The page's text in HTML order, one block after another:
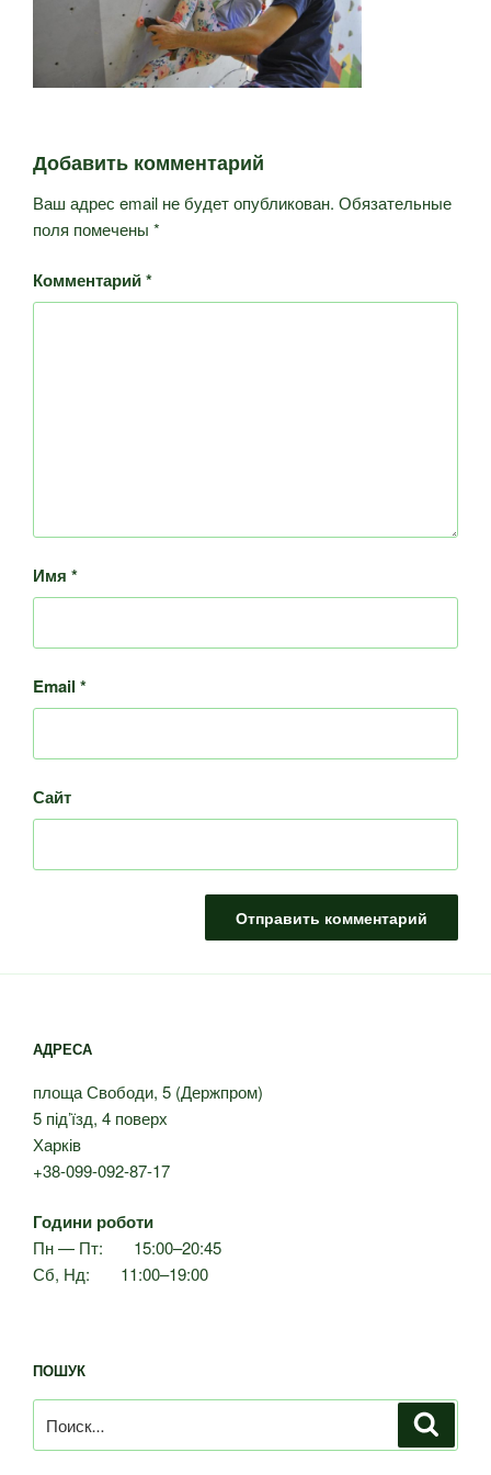
Добавить комментарий
Ваш адрес email не будет опубликован. Обязательные
поля помечены *
Комментарий*
Имя *
Email *
Сайт
АДРЕСА
площа Свободи, 5 (Держпром)
5 під’їзд, 4 поверх
Харків
+38-099-092-87-17
Години роботи
Пн — Пт: 15:00–20:45
Сб, Нд: 11:00–19:00
ПОШУК